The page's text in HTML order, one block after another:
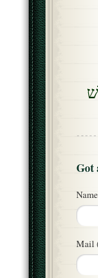
Got
Name
Mail